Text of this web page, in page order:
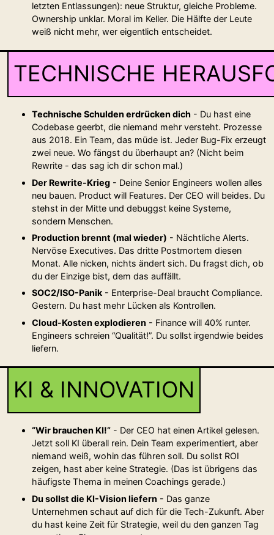
letzten Entlassungen): neue Struktur, gleiche Probleme.
Ownership unklar. Moral im Keller. Die Hälfte der Leute
weiß nicht mehr, wer eigentlich entscheidet.
TECHNISCHE
Technische Schulden erdrücken dich - Du hast eine
Codebase geerbt, die niemand mehr versteht. Prozesse
aus 2018. Ein Team, das müde ist. Jeder Bug-Fix erzeugt
zwei neue. Wo fängst du überhaupt an? (Nicht beim
Rewrite - das sag ich dir schon mal.)
Der Rewrite-Krieg - Deine Senior Engineers wollen alles
neu bauen. Product will Features. Der CEO will beides. Du
stehst in der Mitte und debuggst keine Systeme,
sondern Menschen.
Production brennt (mal wieder) - Nächtliche Alerts.
Nervöse Executives. Das dritte Postmortem diesen
Monat. Alle nicken, nichts ändert sich. Du fragst dich, ob
du der Einzige bist, dem das auffällt.
SOC2/ISO-Panik - Enterprise-Deal braucht Compliance.
Gestern. Du hast mehr Lücken als Kontrollen.
Cloud-Kosten explodieren - Finance will 40% runter.
Engineers schreien “Qualität!”. Du sollst irgendwie beides
liefern.
KI & INNOVATION
“Wir brauchen KI!” - Der CEO hat einen Artikel gelesen.
Jetzt soll KI überall rein. Dein Team experimentiert, aber
niemand weiß, wohin das führen soll. Du sollst ROI
zeigen, hast aber keine Strategie. (Das ist übrigens das
häufigste Thema in meinen Coachings gerade.)
Du sollst die KI-Vision liefern - Das ganze
Unternehmen schaut auf dich für die Tech-Zukunft. Aber
du hast keine Zeit für Strategie, weil du den ganzen Tag